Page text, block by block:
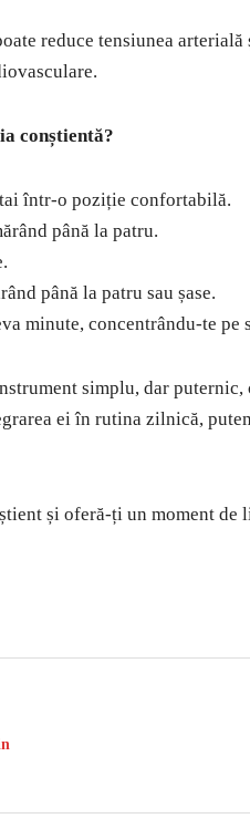
reduce tensiunea
conștientă?
într-o poziție confortabilă.
până la patru.
până la patru sau șase.
minute, concentrându-te pe
simplu, dar puternic,
ei în rutina zilnică,
și oferă-ți un moment de